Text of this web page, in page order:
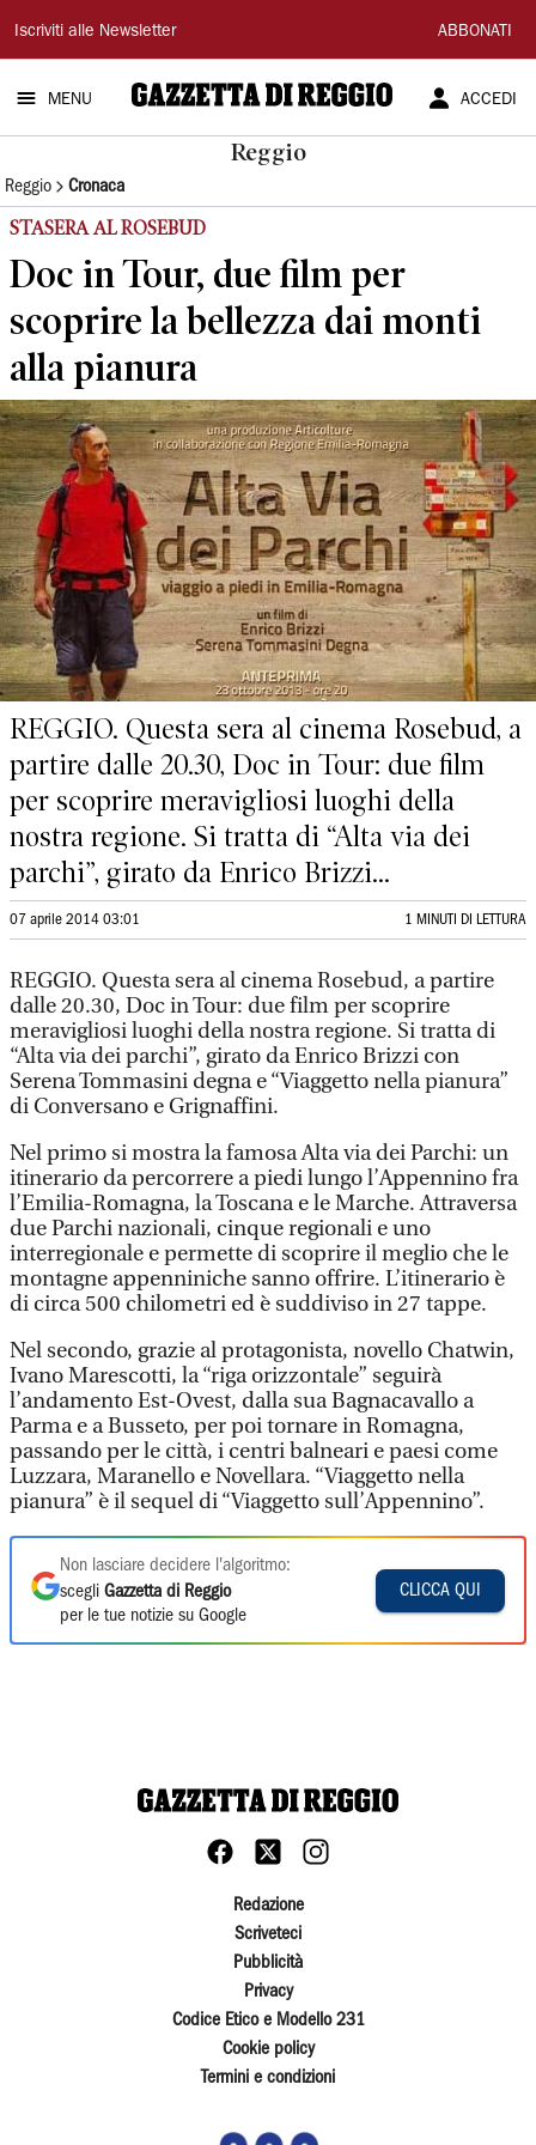
Gazzetta
di
Reggio
Iscriviti alle Newsletter ABBONATI
MENU ACCEDI
Reggio
Reggio Cronaca
STASERA AL ROSEBUD
Doc in Tour, due film per
scoprire la bellezza dai monti
alla pianura
REGGIO. Questa sera al cinema Rosebud, a
partire dalle 20.30, Doc in Tour: due film
per scoprire meravigliosi luoghi della
nostra regione. Si tratta di “Alta via dei
parchi”, girato da Enrico Brizzi...
07 aprile 2014 03:01 1 MINUTI DI LETTURA
REGGIO. Questa sera al cinema Rosebud, a partire
dalle 20.30, Doc in Tour: due film per scoprire
meravigliosi luoghi della nostra regione. Si tratta di
“Alta via dei parchi”, girato da Enrico Brizzi con
Serena Tommasini degna e “Viaggetto nella pianura”
di Conversano e Grignaffini.
Nel primo si mostra la famosa Alta via dei Parchi: un
itinerario da percorrere a piedi lungo l’Appennino fra
l’Emilia-Romagna, la Toscana e le Marche. Attraversa
due Parchi nazionali, cinque regionali e uno
interregionale e permette di scoprire il meglio che le
montagne appenniniche sanno offrire. L’itinerario è
di circa 500 chilometri ed è suddiviso in 27 tappe.
Nel secondo, grazie al protagonista, novello Chatwin,
Ivano Marescotti, la “riga orizzontale” seguirà
l’andamento Est-Ovest, dalla sua Bagnacavallo a
Parma e a Busseto, per poi tornare in Romagna,
passando per le città, i centri balneari e paesi come
Luzzara, Maranello e Novellara. “Viaggetto nella
pianura” è il sequel di “Viaggetto sull’Appennino”.
Non lasciare decidere l'algoritmo:
scegli Gazzetta di Reggio
per le tue notizie su Google
CLICCA QUI
Redazione
Scriveteci
Pubblicità
Privacy
Codice Etico e Modello 231
Cookie policy
Termini e condizioni